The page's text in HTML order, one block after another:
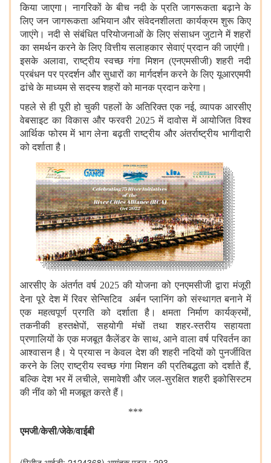
किया जाएगा। नागरिकों के बीच नदी के प्रति जागरूकता बढ़ाने के
लिए जन जागरूकता अभियान और संवेदनशीलता कार्यक्रम शुरू किए
जाएंगे। नदी से संबंधित परियोजनाओं के लिए संसाधन जुटाने में शहरों
का समर्थन करने के लिए वित्तीय सलाहकार सेवाएं प्रदान की जाएंगी।
इसके अलावा, राष्ट्रीय स्वच्छ गंगा मिशन (एनएमसीजी) शहरी नदी
प्रबंधन पर प्रदर्शन और सुधारों का मार्गदर्शन करने के लिए यूआरएमपी
ढांचे के माध्यम से सदस्य शहरों को मानक प्रदान करेगा।
पहले से ही पूरी हो चुकी पहलों के अतिरिक्त एक नई, व्यापक आरसीए
वेबसाइट का विकास और फरवरी 2025 में दावोस में आयोजित विश्व
आर्थिक फोरम में भाग लेना बढ़ती राष्ट्रीय और अंतर्राष्ट्रीय भागीदारी
को दर्शाता है।
आरसीए के अंतर्गत वर्ष 2025 की योजना को एनएमसीजी द्वारा मंजूरी
देना पूरे देश में रिवर सेन्सिटिव
अर्बन प्लानिंग को संस्थागत बनाने में
एक महत्वपूर्ण प्रगति को दर्शाता है। क्षमता निर्माण कार्यक्रमों,
तकनीकी हस्तक्षेपों, सहयोगी मंचों तथा शहर-स्तरीय सहायता
प्रणालियों के एक मजबूत कैलेंडर के साथ, आने वाला वर्ष परिवर्तन का
आश्वासन है। ये प्रयास न केवल देश की शहरी नदियों को पुनर्जीवित
करने के लिए राष्ट्रीय स्वच्छ गंगा मिशन की प्रतिबद्धता को दर्शाते हैं,
बल्कि देश भर में लचीले, समावेशी और जल-सुरक्षित शहरी इकोसिस्टम
की नींव को भी मजबूत करते हैं।
***
एमजी/केसी/जेके/वाईबी